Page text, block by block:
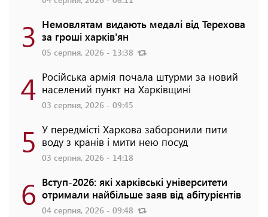
3 Немовлятам видають медалі від Терехова
за гроші харків'ян
05 серпня, 2026 - 13:38
4 Російська армія почала штурми за новий
населений пункт на Харківщині
03 серпня, 2026 - 09:45
5 У передмісті Харкова заборонили пити
воду з кранів і мити нею посуд
03 серпня, 2026 - 14:18
6 Вступ-2026: які харківські університети
отримали найбільше заяв від абітурієнтів
04 серпня, 2026 - 09:48